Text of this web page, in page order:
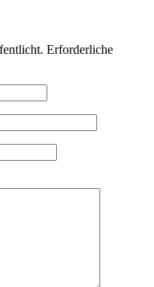
Erforderliche